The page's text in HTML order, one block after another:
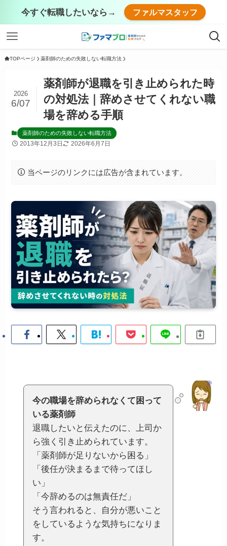
今すぐ転職したいなら→ ファルマスタッフ
TOPページ 薬剤師のための失敗しない転職方法
薬剤師が退職を引き止められた時
の対処法｜辞めさせてくれない職
場を辞める手順
2026
6/07
薬剤師のための失敗しない転職方法
2013年12月3日 2026年6月7日
当ページのリンクには広告が含まれています。
今の職場を辞められなくて困って
いる薬剤師
退職したいと伝えたのに、上司か
ら強く引き止められています。
「薬剤師が足りないから困る」
「後任が決まるまで待ってほし
い」
「今辞めるのは無責任だ」
そう言われると、自分が悪いこと
をしているような気持ちになりま
す。